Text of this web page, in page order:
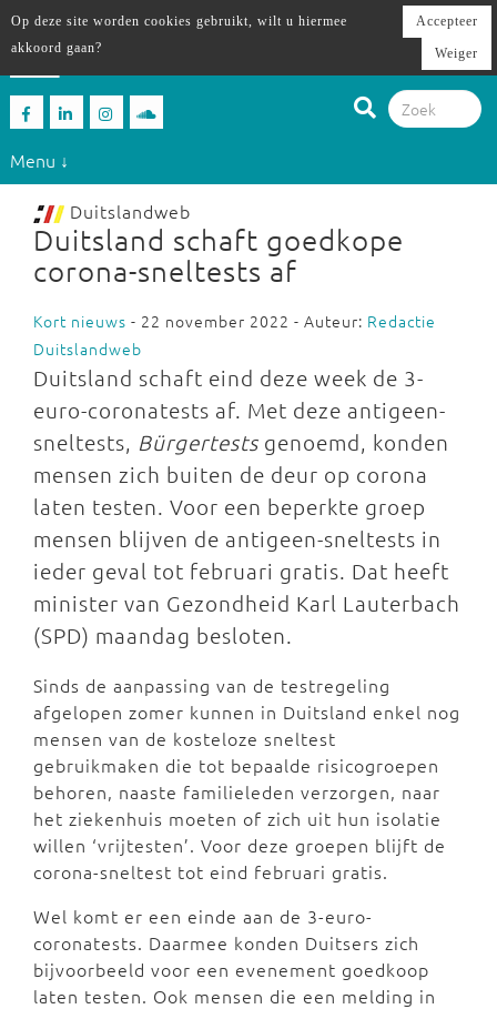
Menu ↓
Duitslandweb
Duitsland schaft goedkope
corona-sneltests af
Kort nieuws - 22 november 2022 - Auteur: Redactie
Duitslandweb
Duitsland schaft eind deze week de 3-
euro-coronatests af. Met deze antigeen-
sneltests, Bürgertests genoemd, konden
mensen zich buiten de deur op corona
laten testen. Voor een beperkte groep
mensen blijven de antigeen-sneltests in
ieder geval tot februari gratis. Dat heeft
minister van Gezondheid Karl Lauterbach
(SPD) maandag besloten.
Sinds de aanpassing van de testregeling
afgelopen zomer kunnen in Duitsland enkel nog
mensen van de kosteloze sneltest
gebruikmaken die tot bepaalde risicogroepen
behoren, naaste familieleden verzorgen, naar
het ziekenhuis moeten of zich uit hun isolatie
willen ‘vrijtesten’. Voor deze groepen blijft de
corona-sneltest tot eind februari gratis.
Wel komt er een einde aan de 3-euro-
coronatests. Daarmee konden Duitsers zich
bijvoorbeeld voor een evenement goedkoop
laten testen. Ook mensen die een melding in
Op deze site worden cookies gebruikt, wilt u hiermee
akkoord gaan?
Accepteer
Weiger